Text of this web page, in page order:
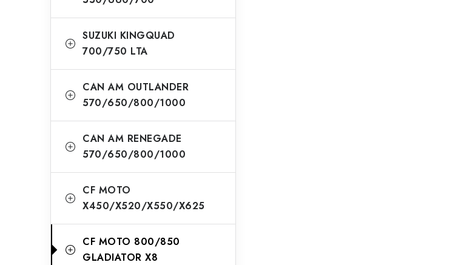
SUZUKI KINGQUAD
700/750 LTA
CAN AM OUTLANDER
570/650/800/1000
CAN AM RENEGADE
570/650/800/1000
CF MOTO
X450/X520/X550/X625
CF MOTO 800/850
GLADIATOR X8